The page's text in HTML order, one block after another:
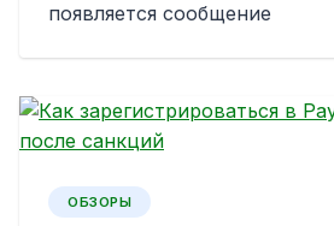
появляется сообщение
ОБЗОРЫ